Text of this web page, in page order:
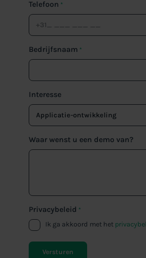
Telefoon *
Bedrijfsnaam *
Interesse
Waar wenst u een demo van?
Privacybeleid *
Ik ga akkoord met het